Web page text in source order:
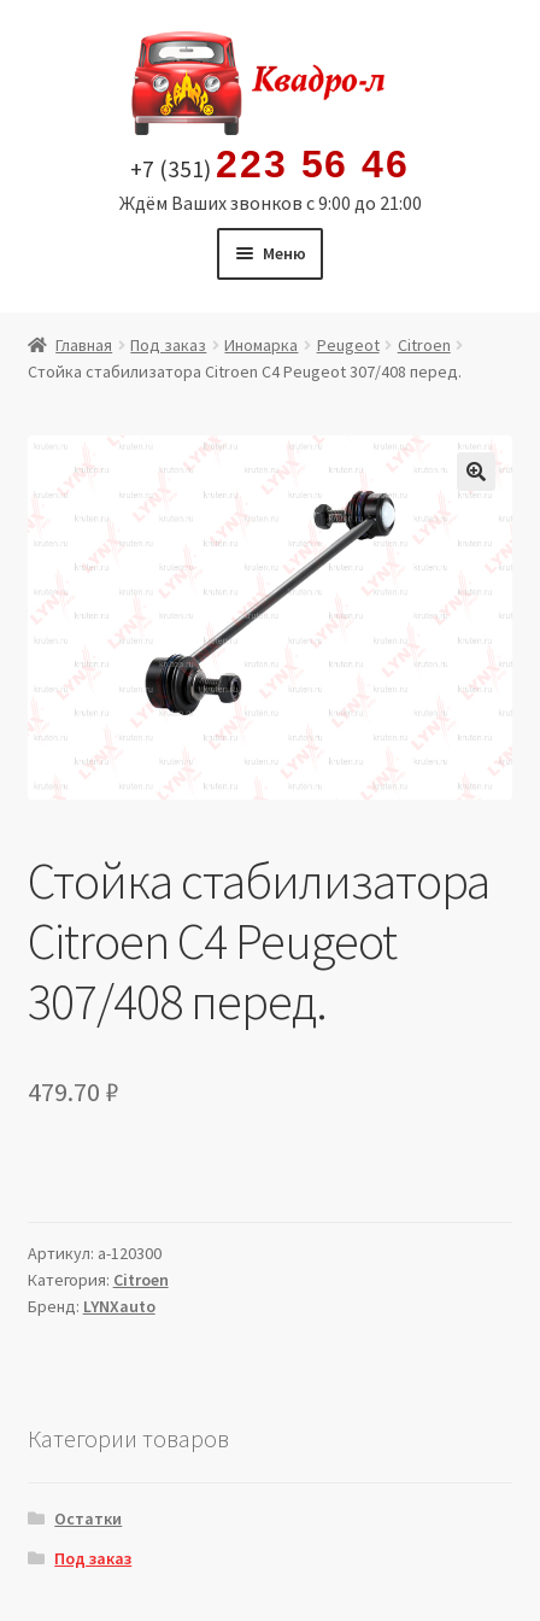
содержимому
+7 (351) 223 56 46
Ждём Ваших звонков с 9:00 до 21:00
Меню
Витрина
Мой аккаунт
Политика в отношении обработки персональных
Производители
Юридические данные
Главная Под заказ Иномарка Peugeot
Citroen
Стойка стабилизатора Citroen C4 Peugeot 307/408 перед.
🔍
Стойка стабилизатора
Citroen C4 Peugeot
307/408 перед.
479.70 ₽
Артикул: a-120300
Категория: Citroen
Бренд: LYNXauto
Категории товаров
Остатки
Под заказ